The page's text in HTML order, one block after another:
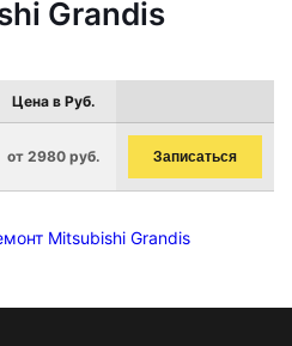
Grandis
Цена в Руб.
от 2980 руб. Записаться
Mitsubishi Grandis